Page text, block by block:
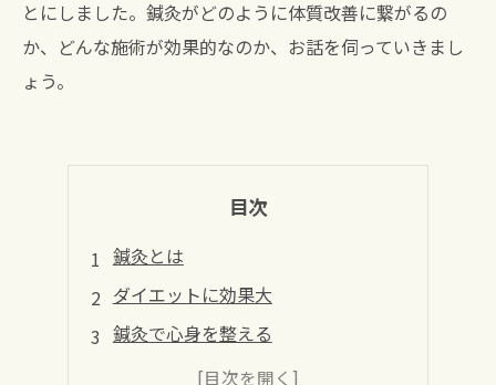
とにしました。鍼灸がどのように体質改善に繋がるの
か、どんな施術が効果的なのか、お話を伺っていきまし
ょう。
目次
鍼灸とは
ダイエットに効果大
鍼灸で心身を整える
食事・運動と合わせて取り入れよう